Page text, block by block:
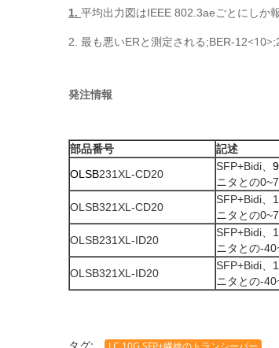
1. 平均出力図はIEEE 802.3aeごとにしか
2. 最も悪いERと測定される;BER-12<10>
発注情報
部品番号
記述
OLSB231XL-CD20
SFP+Bidi、
ニタとの
OLSB321XL-CD20
SFP+Bidi、
ニタとの
OLSB231XL-ID20
SFP+Bidi、
ニタとの-
OLSB321XL-ID20
SFP+Bidi、
ニタとの-
タグ: